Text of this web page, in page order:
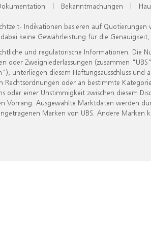
| Bekanntmachungen |
Indikationen basieren auf
keine Gewährleistung für die
und regulatorische Informationen. Die
oder Zweigniederlassungen (zusammen
unterliegen diesem Haftungsausschluss
Rechtsordnungen oder an bestimmte
oder einer Unstimmigkeit zwischen diesem
Vorrang. Ausgewählte Marktdaten werden
Marken von UBS. Andere Marken